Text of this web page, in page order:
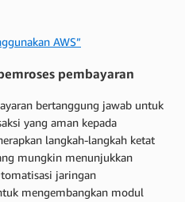
AWS”
pembayaran
bertanggung jawab untuk
yang aman kepada
langkah-langkah ketat
mungkin menunjukkan
jaringan
mengembangkan modul